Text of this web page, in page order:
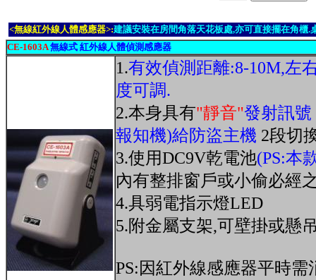
<無線紅外線人體感應器>:建議安裝在房間角落天花板處,亦可直接擺在角櫃.
CE-1603A無線式 紅外線人體偵測感應器
1.有效偵測距離:8-10M,左
度可調.
2.本身具有"靜音"發射訊號
報知機)給防盜主機 2段切
3.使用DC9V乾電池(PS:本
內有整排窗戶或小偷必經
4.具弱電指示燈LED
5.附金屬支架,可壁掛或懸
PS:因紅外線感應器平時